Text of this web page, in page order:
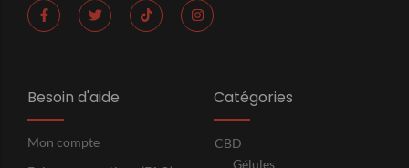
Besoin d'aide
Mon compte
Catégories
CBD
Gélules